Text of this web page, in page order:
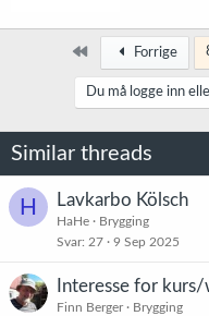
Først Forrige
Du må logge inn
Similar threads
H Lavkarbo Kölsch
HaHe
Brygging
Svar 27 9 Sep 2025
Interesse for
Finn Berger
Brygging